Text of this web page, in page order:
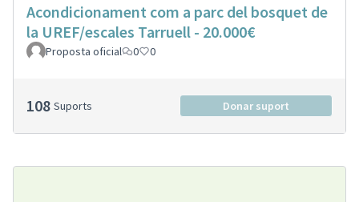
Acondicionament com a parc del bosquet de
la UREF/escales Tarruell - 20.000€
Proposta oficial 0 0
108 Suports Donar suport